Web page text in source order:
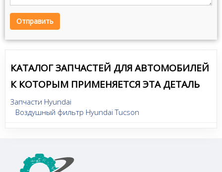
Отправить
КАТАЛОГ ЗАПЧАСТЕЙ ДЛЯ АВТОМОБИЛЕЙ
К КОТОРЫМ ПРИМЕНЯЕТСЯ ЭТА ДЕТАЛЬ
Запчасти Hyundai
Воздушный фильтр Hyundai Tucson